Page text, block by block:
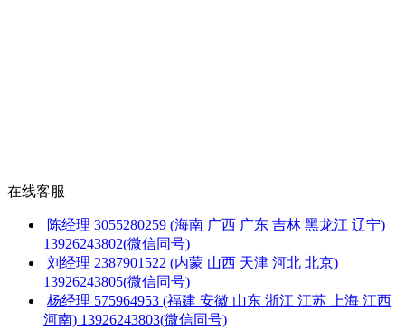
在线客服
陈经理 3055280259 (海南 广西 广东 吉林 黑龙江 辽宁)
13926243802(微信同号)
刘经理 2387901522 (内蒙 山西 天津 河北 北京)
13926243805(微信同号)
杨经理 575964953 (福建 安徽 山东 浙江 江苏 上海 江西
河南) 13926243803(微信同号)